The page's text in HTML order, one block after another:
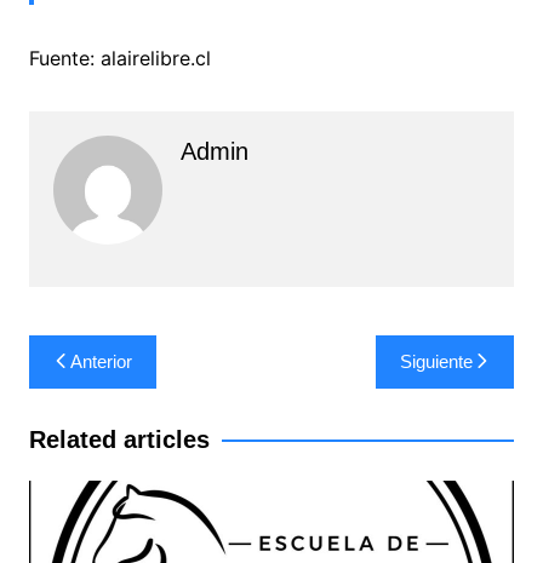
Fuente: alairelibre.cl
Admin
Navegación
de
entradas
Anterior Siguiente
Related articles